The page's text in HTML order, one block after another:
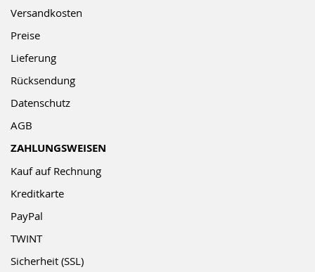
Versandkosten
Preise
Lieferung
Rücksendung
Datenschutz
AGB
ZAHLUNGSWEISEN
Kauf auf Rechnung
Kreditkarte
PayPal
TWINT
Sicherheit (SSL)